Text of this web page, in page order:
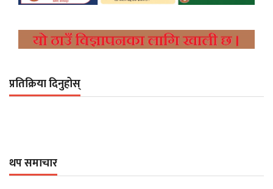
प्रतिक्रिया दिनुहोस्
थप समाचार